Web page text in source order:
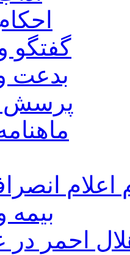
گفتگو
بدعت
پرسش
اعلام
بيمه
احمر در